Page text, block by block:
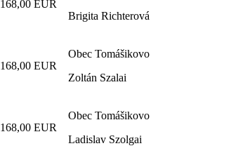
168,00 EUR
Brigita Richterová
168,00 EUR
Obec Tomášikovo
Zoltán Szalai
168,00 EUR
Obec Tomášikovo
Ladislav Szolgai